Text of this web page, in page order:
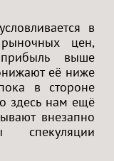
в
цен,
выше
её ниже
в стороне
здесь нам ещё
внезапно
спекуляции